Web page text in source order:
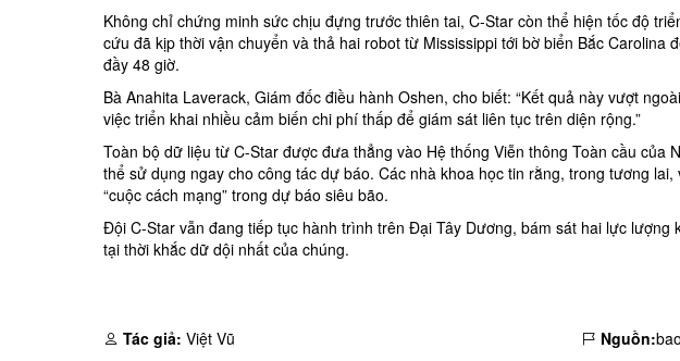
Không chỉ chứng minh sức chịu đựng trước thiên tai, C-Star còn thể hiện tốc độ
cứu đã kịp thời vận chuyển và thả hai robot từ Mississippi tới bờ biển Bắc Carolina
đầy 48 giờ.
Bà Anahita Laverack, Giám đốc điều hành Oshen, cho biết: “Kết quả này vượt
việc triển khai nhiều cảm biến chi phí thấp để giám sát liên tục trên diện rộng.”
Toàn bộ dữ liệu từ C-Star được đưa thẳng vào Hệ thống Viễn thông Toàn cầu của
thể sử dụng ngay cho công tác dự báo. Các nhà khoa học tin rằng, trong tương
“cuộc cách mạng” trong dự báo siêu bão.
Đội C-Star vẫn đang tiếp tục hành trình trên Đại Tây Dương, bám sát hai lực
tại thời khắc dữ dội nhất của chúng.
Tác giả: Việt Vũ Nguồn: